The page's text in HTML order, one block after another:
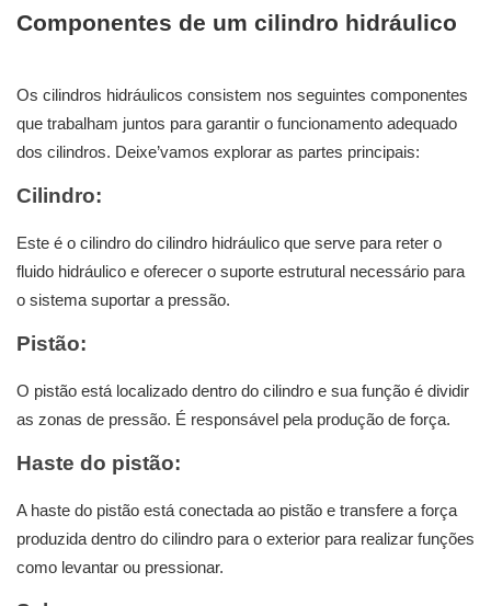
Componentes de um cilindro hidráulico
Os cilindros hidráulicos consistem nos seguintes componentes
que trabalham juntos para garantir o funcionamento adequado
dos cilindros. Deixe’vamos explorar as partes principais:
Cilindro:
Este é o cilindro do cilindro hidráulico que serve para reter o
fluido hidráulico e oferecer o suporte estrutural necessário para
o sistema suportar a pressão.
Pistão:
O pistão está localizado dentro do cilindro e sua função é dividir
as zonas de pressão. É responsável pela produção de força.
Haste do pistão:
A haste do pistão está conectada ao pistão e transfere a força
produzida dentro do cilindro para o exterior para realizar funções
como levantar ou pressionar.